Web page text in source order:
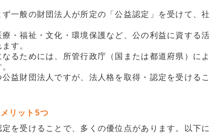
一般の財団法人が所定の「公益認定」を受けて、
・福祉・文化・環境保護など、公の利益に資する
す。
なるためには、所管行政庁（国または都道府県）
益財団法人ですが、法人格を取得・認定を受ける
リット5つ
を受けることで、多くの優位点があります。以下